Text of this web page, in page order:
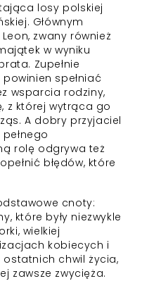
losy polskiej
Głównym
zwany również
w wyniku
Zupełnie
spełniać
wsparcia rodziny,
z której wytrąca go
A dobry przyjaciel
rolę odgrywa też
błędów, które
cnoty:
które były niezwykle
wielkiej
kobiecych i
chwil życia,
zawsze zwycięża.